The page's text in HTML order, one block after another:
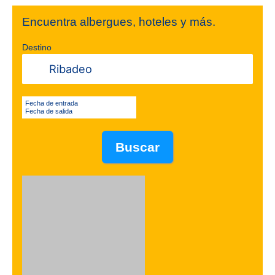
Encuentra albergues, hoteles y más.
Destino
Fecha de entrada
Fecha de salida